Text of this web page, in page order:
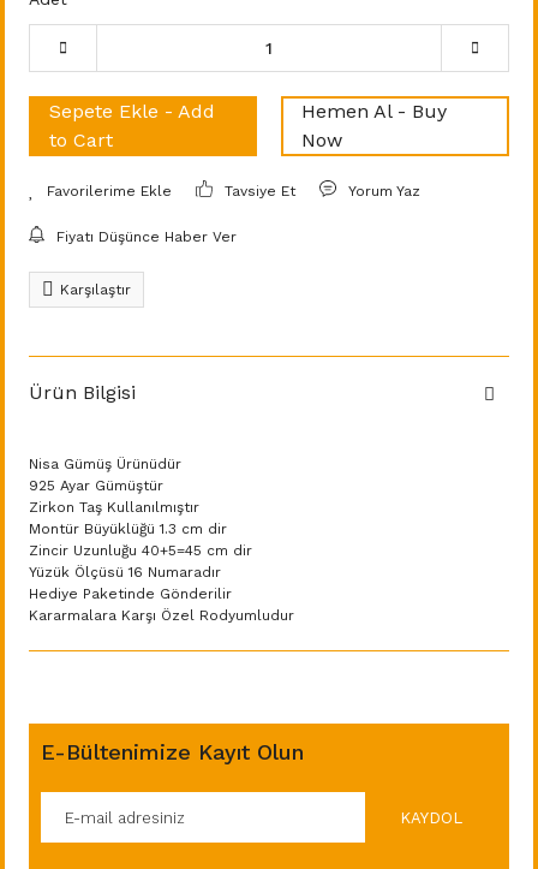
Sepete Ekle - Add
to Cart
Hemen Al - Buy
Now
Tavsiye Et Yorum Yaz
Fiyatı Düşünce Haber Ver
Karşılaştır
Ürün Bilgisi
Nisa Gümüş Ürünüdür
925 Ayar Gümüştür
Zirkon Taş Kullanılmıştır
Montür Büyüklüğü 1.3 cm dir
Zincir Uzunluğu 40+5=45 cm dir
Yüzük Ölçüsü 16 Numaradır
Hediye Paketinde Gönderilir
Kararmalara Karşı Özel Rodyumludur
E-Bültenimize Kayıt Olun
KAYDOL